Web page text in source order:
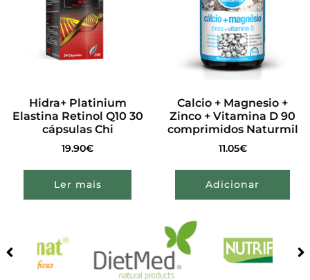
Hidra+ Platinium
Elastina Retinol Q10 30
cápsulas Chi
19.90€
Ler mais
Calcio + Magnesio +
Zinco + Vitamina D 90
comprimidos Naturmil
11.05€
Adicionar